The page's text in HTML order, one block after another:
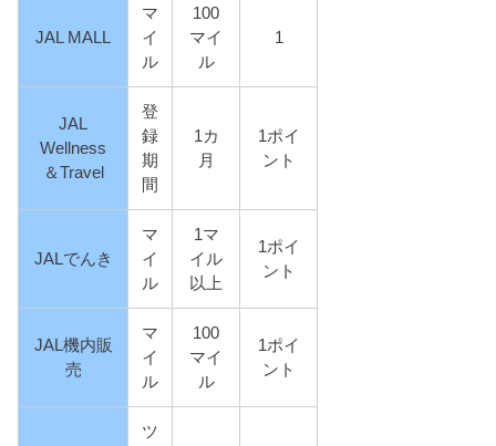
JAL MALL
マ
イ
ル
100
マイ
ル
1
JAL
Wellness
＆Travel
登
録
期
間
1カ
月
1ポイ
ント
JALでんき
マ
イ
ル
1マ
イル
以上
1ポイ
ント
JAL機内販
売
マ
イ
ル
100
マイ
ル
1ポイ
ント
ツ